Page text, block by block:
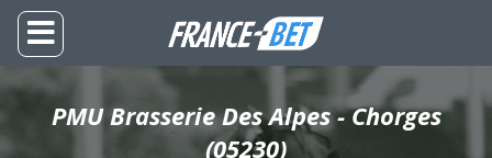
PMU Brasserie Des Alpes - Chorges
(05230)